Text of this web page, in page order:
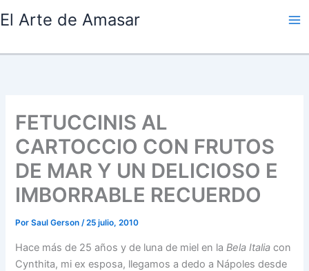
al
El Arte de Amasar
FETUCCINIS AL
CARTOCCIO CON FRUTOS
DE MAR Y UN DELICIOSO E
IMBORRABLE RECUERDO
PorSaul Gerson/25 julio, 2010
Hace más de 25 años y de luna de miel en laBela Italia con
Cynthita, mi ex esposa, llegamos a dedo a Nápoles desde